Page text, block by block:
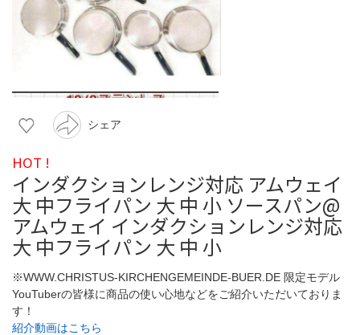
シェア
HOT !
インダクションレンジ対応 アムウェイ
大 中フライパン 大 中 小 ソースパン@
アムウェイ インダクションレンジ対応
大 中フライパン 大 中 小
※WWW.CHRISTUS-KIRCHENGEMEINDE-BUER.DE 限定モデル
YouTuberの皆様に商品の使い心地などをご紹介いただいておりま
す！
紹介動画はこちら